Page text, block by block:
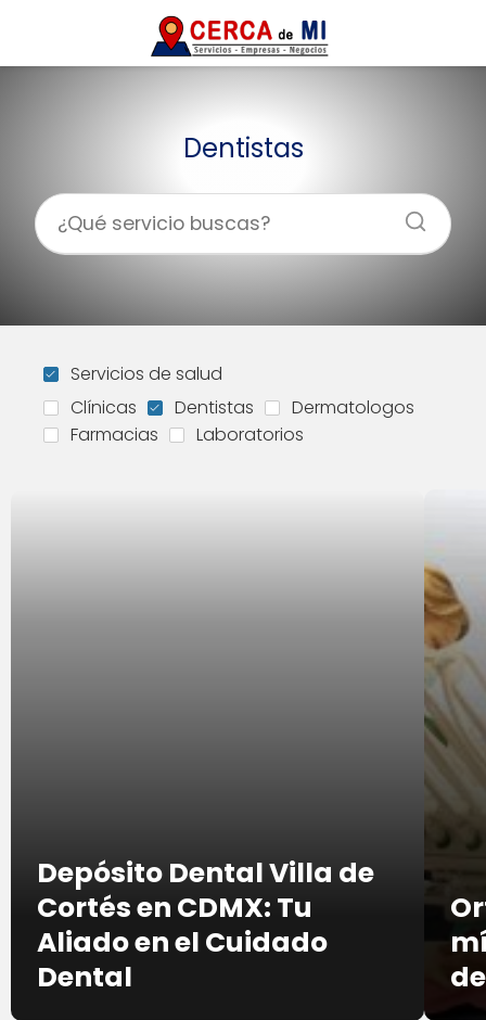
Dentistas
Servicios de salud
Clínicas
Dentistas
Dermatologos
Farmacias
Laboratorios
Depósito Dental Villa de
Cortés en CDMX: Tu
Aliado en el Cuidado
Dental